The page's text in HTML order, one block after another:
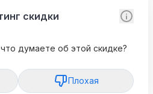
скидки
думаете об этой скидке?
Плохая